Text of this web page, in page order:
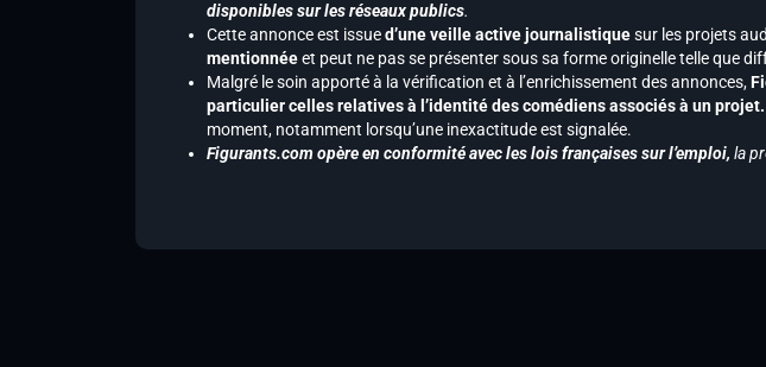
disponibles sur les réseaux publics.
Cette annonce est issued’une veille active journalistiquesur les projets
mentionnéeet peut ne pas se présenter sous sa forme originelle telle que
Malgré le soin apporté à la vérification et à l’enrichissement des annonces,
particulier celles relatives à l’identité des comédiens associés à un projet.
moment, notamment lorsqu’une inexactitude est signalée.
Figurants.com opère en conformité avec les lois françaises sur l’emploi, la